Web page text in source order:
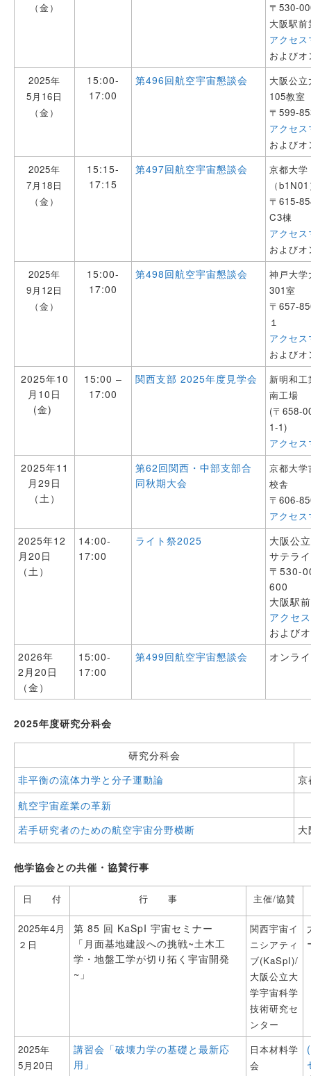
（金）
〒530-
大阪駅
アクセ
および
2025年
5月16日
（金）
15:00-
17:00
第496回航空宇宙懇談会
大阪公
105教室
〒599-
アクセ
および
2025年
7月18日
（金）
15:15-
17:15
第497回航空宇宙懇談会
京都大
（
〒615-
C3棟
アクセ
および
2025年
9月12日
（金）
15:00-
17:00
第498回航空宇宙懇談会
神戸大
301室
〒657-
１
アクセ
および
2025年10
月10日
(金)
15:00 –
17:00
関西支部 2025年度見学会
新明和
南工場
(〒658-
1-1)
アクセ
2025年11
月29日
（土）
第62回関西・中部支部合
同秋期大会
京都大
校舎
〒606-
アクセ
2025年12
月20日
（土）
14:00-
17:00
ライト祭2025
大阪公
サテラ
〒530-
600
大阪駅
アクセ
および
2026年
2月20日
（金）
15:00-
17:00
第499回航空宇宙懇談会 オンラ
2025年度研究分科会
研究分科会
非平衡の流体力学と分子運動論
京
航空宇宙産業の革新
若手研究者のための航空宇宙分野横断
他学協会との共催・協賛行事
日 付 行 事 主催/協賛
2025年4月
２日
第 85 回 KaSpI 宇宙セミナー
「月面基地建設への挑戦~土木工
学・地盤工学が切り拓く宇宙開発
~」
関西宇宙イ
ニシアティ
ブ(KaSpI)/
大阪公立大
学宇宙科学
技術研究セ
ンター
2025年
5⽉20⽇
講習会「破壊力学の基礎と最新応
用」
⽇本材料学
会